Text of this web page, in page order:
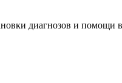
диагнозов и помощи